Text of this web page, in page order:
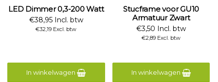
LED Dimmer 0,3-200 Watt
€38,95 Incl. btw
€32,19 Excl. btw
In winkelwagen
Stucframe voor GU10
Armatuur Zwart
€3,50 Incl. btw
€2,89 Excl. btw
In winkelwagen